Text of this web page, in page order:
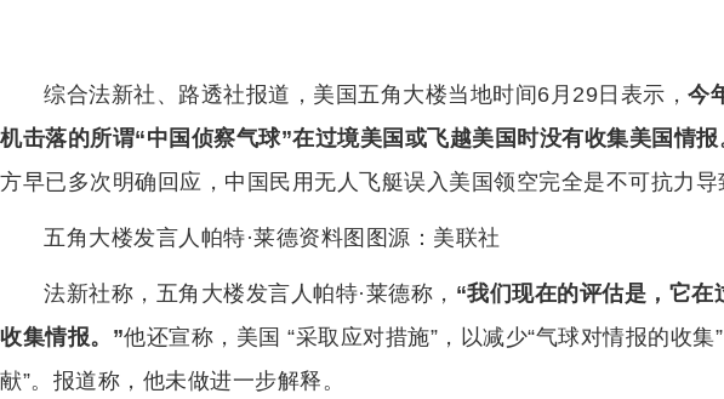
综合法新社、路透社报道，美国五角大楼当地时间6月29日表示， 今
机击落的所谓“中国侦察气球”在过境美国或飞越美国时没有收集美国情报
方早已多次明确回应，中国民用无人飞艇误入美国领空完全是不可抗力导
五角大楼发言人帕特·莱德资料图图源：美联社
法新社称，五角大楼发言人帕特·莱德称， “我们现在的评估是，它
收集情报。”他还宣称，美国 “采取应对措施”，以减少“气球对情报的收集
献”。报道称，他未做进一步解释。